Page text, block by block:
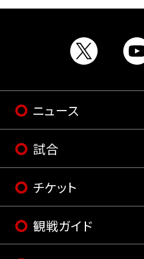
ニュース
試合
チケット
観戦ガイド